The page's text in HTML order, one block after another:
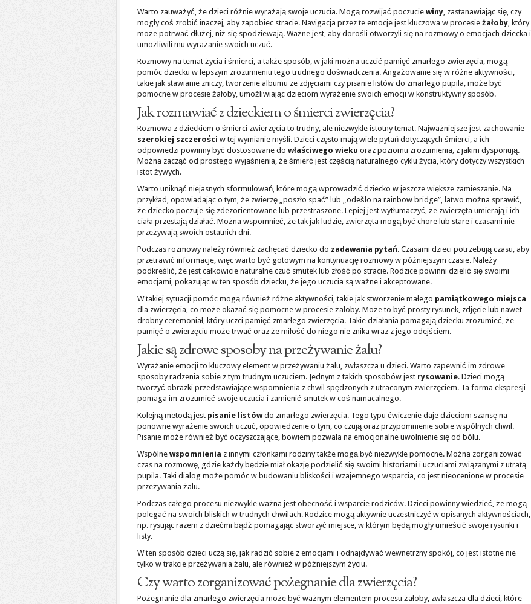
Warto zauważyć, że dzieci różnie wyrażają swoje uczucia. Mogą rozwijać poczucie winy, zastanawiając się, czy
mogły coś zrobić inaczej, aby zapobiec stracie. Navigacja przez te emocje jest kluczowa w procesie żałoby, który
może potrwać dłużej, niż się spodziewają. Ważne jest, aby dorośli otworzyli się na rozmowy o emocjach dziecka i
umożliwili mu wyrażanie swoich uczuć.
Rozmowy na temat życia i śmierci, a także sposób, w jaki można uczcić pamięć zmarłego zwierzęcia, mogą
pomóc dziecku w lepszym zrozumieniu tego trudnego doświadczenia. Angażowanie się w różne aktywności,
takie jak stawianie zniczy, tworzenie albumu ze zdjęciami czy pisanie listów do zmarłego pupila, może być
pomocne w procesie żałoby, umożliwiając dzieciom wyrażenie swoich emocji w konstruktywny sposób.
Jak rozmawiać z dzieckiem o śmierci zwierzęcia?
Rozmowa z dzieckiem o śmierci zwierzęcia to trudny, ale niezwykle istotny temat. Najważniejsze jest zachowanie
szerokiej szczerości w tej wymianie myśli. Dzieci często mają wiele pytań dotyczących śmierci, a ich
odpowiedzi powinny być dostosowane do właściwego wieku oraz poziomu zrozumienia, z jakim dysponują.
Można zacząć od prostego wyjaśnienia, że śmierć jest częścią naturalnego cyklu życia, który dotyczy wszystkich
istot żywych.
Warto uniknąć niejasnych sformułowań, które mogą wprowadzić dziecko w jeszcze większe zamieszanie. Na
przykład, opowiadając o tym, że zwierzę „poszło spać” lub „odešlo na rainbow bridge”, łatwo można sprawić,
że dziecko poczuje się zdezorientowane lub przestraszone. Lepiej jest wytłumaczyć, że zwierzęta umierają i ich
ciała przestają działać. Można wspomnieć, że tak jak ludzie, zwierzęta mogą być chore lub stare i czasami nie
przeżywają swoich ostatnich dni.
Podczas rozmowy należy również zachęcać dziecko do zadawania pytań. Czasami dzieci potrzebują czasu, aby
przetrawić informacje, więc warto być gotowym na kontynuację rozmowy w późniejszym czasie. Należy
podkreślić, że jest całkowicie naturalne czuć smutek lub złość po stracie. Rodzice powinni dzielić się swoimi
emocjami, pokazując w ten sposób dziecku, że jego uczucia są ważne i akceptowane.
W takiej sytuacji pomóc mogą również różne aktywności, takie jak stworzenie małego pamiątkowego miejsca
dla zwierzęcia, co może okazać się pomocne w procesie żałoby. Może to być prosty rysunek, zdjęcie lub nawet
drobny ceremoniał, który uczci pamięć zmarłego zwierzęcia. Takie działania pomagają dziecku zrozumieć, że
pamięć o zwierzęciu może trwać oraz że miłość do niego nie znika wraz z jego odejściem.
Jakie są zdrowe sposoby na przeżywanie żalu?
Wyrażanie emocji to kluczowy element w przeżywaniu żalu, zwłaszcza u dzieci. Warto zapewnić im zdrowe
sposoby radzenia sobie z tym trudnym uczuciem. Jednym z takich sposobów jest rysowanie. Dzieci mogą
tworzyć obrazki przedstawiające wspomnienia z chwil spędzonych z utraconym zwierzęciem. Ta forma ekspresji
pomaga im zrozumieć swoje uczucia i zamienić smutek w coś namacalnego.
Kolejną metodą jest pisanie listówdo zmarłego zwierzęcia. Tego typu ćwiczenie daje dzieciom szansę na
ponowne wyrażenie swoich uczuć, opowiedzenie o tym, co czują oraz przypomnienie sobie wspólnych chwil.
Pisanie może również być oczyszczające, bowiem pozwala na emocjonalne uwolnienie się od bólu.
Wspólne wspomnienia z innymi członkami rodziny także mogą być niezwykle pomocne. Można zorganizować
czas na rozmowę, gdzie każdy będzie miał okazję podzielić się swoimi historiami i uczuciami związanymi z utratą
pupila. Taki dialog może pomóc w budowaniu bliskości i wzajemnego wsparcia, co jest nieocenione w procesie
przeżywania żalu.
Podczas całego procesu niezwykle ważna jest obecność i wsparcie rodziców. Dzieci powinny wiedzieć, że mogą
polegać na swoich bliskich w trudnych chwilach. Rodzice mogą aktywnie uczestniczyć w opisanych aktywnościach,
np. rysując razem z dziećmi bądź pomagając stworzyć miejsce, w którym będą mogły umieścić swoje rysunki i
listy.
W ten sposób dzieci uczą się, jak radzić sobie z emocjami i odnajdywać wewnętrzny spokój, co jest istotne nie
tylko w trakcie przeżywania żalu, ale również w późniejszym życiu.
Czy warto zorganizować pożegnanie dla zwierzęcia?
Pożegnanie dla zmarłego zwierzęcia może być ważnym elementem procesu żałoby, zwłaszcza dla dzieci, które